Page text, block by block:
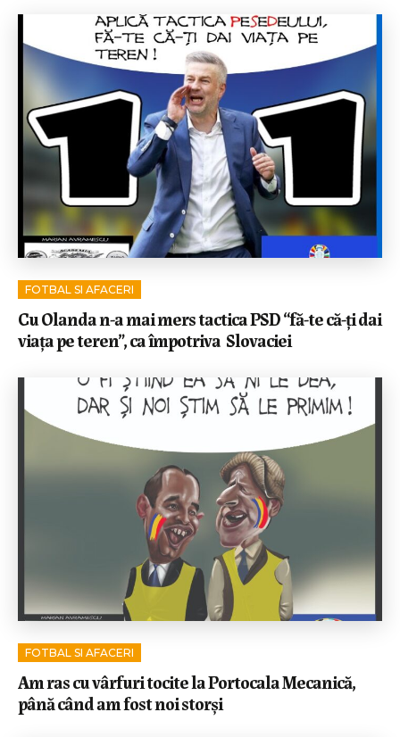
FOTBAL SI AFACERI
Cu Olanda n-a mai mers tactica PSD “fă-te că-ți dai
viața pe teren”, ca împotriva Slovaciei
FOTBAL SI AFACERI
Am ras cu vârfuri tocite la Portocala Mecanică,
până când am fost noi storși